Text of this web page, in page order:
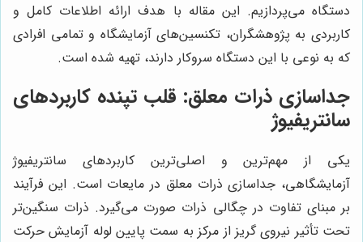
دستگاه می‌پردازیم. این مقاله با هدف ارائه اطلاعات کامل و
کاربردی به پژوهشگران، تکنسین‌های آزمایشگاه و تمامی افرادی
که به نوعی با این دستگاه سروکار دارند، تهیه شده است.
جداسازی ذرات معلق: قلب تپنده کاربردهای
سانتریفیوژ
یکی از مهم‌ترین و اصلی‌ترین کاربردهای سانتریفیوژ
آزمایشگاهی، جداسازی ذرات معلق در مایعات است. این فرآیند
بر مبنای تفاوت در چگالی ذرات صورت می‌گیرد. ذرات سنگین‌تر
تحت تأثیر نیروی گریز از مرکز به سمت پایین لوله آزمایش حرکت